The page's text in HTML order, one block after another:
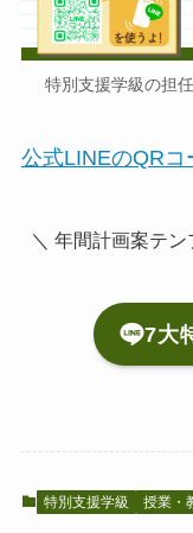
特別支援学級の担
公式LINEのQRコ
＼ 年間計画案テ
7大
特別支援学級 授業・